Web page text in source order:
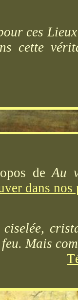
ces
cette
deAu
dans
Mais